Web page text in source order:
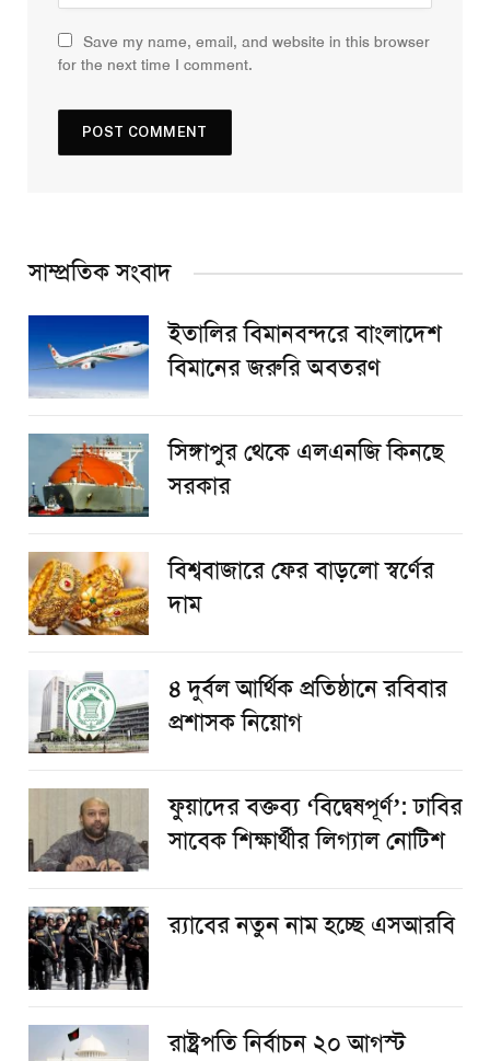
Save my name, email, and website in this browser
for the next time I comment.
সাম্প্রতিক সংবাদ
ইতালির বিমানবন্দরে বাংলাদেশ
বিমানের জরুরি অবতরণ
সিঙ্গাপুর থেকে এলএনজি কিনছে
সরকার
বিশ্ববাজারে ফের বাড়লো স্বর্ণের
দাম
৪ দুর্বল আর্থিক প্রতিষ্ঠানে রবিবার
প্রশাসক নিয়োগ
ফুয়াদের বক্তব্য ‘বিদ্বেষপূর্ণ’: ঢাবির
সাবেক শিক্ষার্থীর লিগ্যাল নোটিশ
র‌্যাবের নতুন নাম হচ্ছে এসআরবি
রাষ্ট্রপতি নির্বাচন ২০ আগস্ট